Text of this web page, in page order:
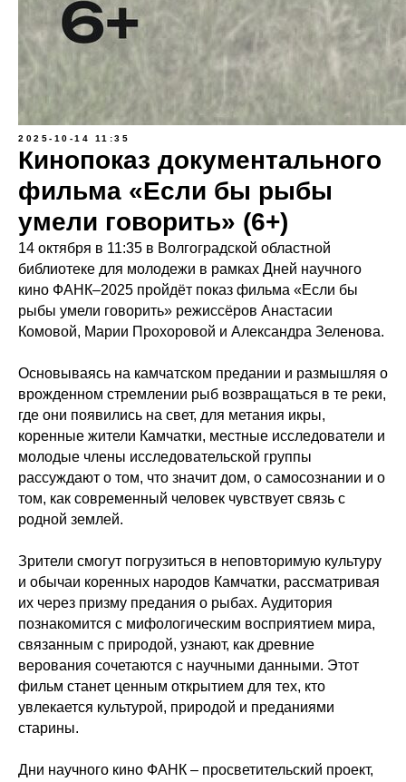
2025-10-14 11:35
Кинопоказ документального
фильма «Если бы рыбы
умели говорить» (6+)
14 октября в 11:35 в Волгоградской областной
библиотеке для молодежи в рамках Дней научного
кино ФАНК–2025 пройдёт показ фильма «Если бы
рыбы умели говорить» режиссёров Анастасии
Комовой, Марии Прохоровой и Александра Зеленова.
Основываясь на камчатском предании и размышляя о
врожденном стремлении рыб возвращаться в те реки,
где они появились на свет, для метания икры,
коренные жители Камчатки, местные исследователи и
молодые члены исследовательской группы
рассуждают о том, что значит дом, о самосознании и о
том, как современный человек чувствует связь с
родной землей.
Зрители смогут погрузиться в неповторимую культуру
и обычаи коренных народов Камчатки, рассматривая
их через призму предания о рыбах. Аудитория
познакомится с мифологическим восприятием мира,
связанным с природой, узнают, как древние
верования сочетаются с научными данными. Этот
фильм станет ценным открытием для тех, кто
увлекается культурой, природой и преданиями
старины.
Дни научного кино ФАНК – просветительский проект,